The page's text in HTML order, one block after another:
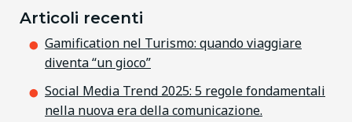
Articoli recenti
Gamification nel Turismo: quando viaggiare
diventa “un gioco”
Social Media Trend 2025: 5 regole fondamentali
nella nuova era della comunicazione.